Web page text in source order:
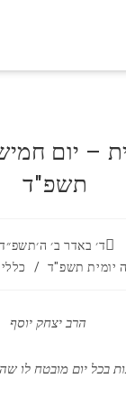
– יום
תשפ"ד
ד׳ באדר ב׳ ה׳תשפ״ד (14/03/2024)
תשפ"ד / כללי /
יום מובטח לו